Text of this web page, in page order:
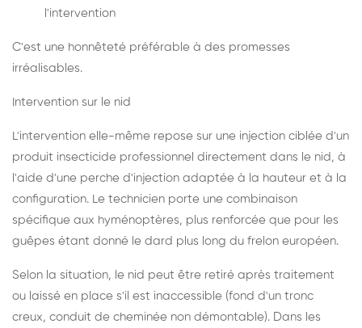
l'intervention
C'est une honnêteté préférable à des promesses
irréalisables.
Intervention sur le nid
L'intervention elle-même repose sur une injection ciblée d'un
produit insecticide professionnel directement dans le nid, à
l'aide d'une perche d'injection adaptée à la hauteur et à la
configuration. Le technicien porte une combinaison
spécifique aux hyménoptères, plus renforcée que pour les
guêpes étant donné le dard plus long du frelon européen.
Selon la situation, le nid peut être retiré après traitement
ou laissé en place s'il est inaccessible (fond d'un tronc
creux, conduit de cheminée non démontable). Dans les